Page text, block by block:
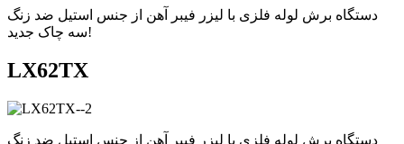
دستگاه برش لوله فلزی با لیزر فیبر آهن از جنس استیل ضد زنگ
سه چاک جدید!
LX62TX
دستگاه برش لوله فلزی با لیزر فیبر آهن از جنس استیل ضد زنگ